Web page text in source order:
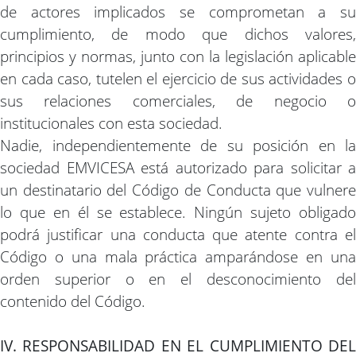
de actores implicados se comprometan a su
cumplimiento, de modo que dichos valores,
principios y normas, junto con la legislación aplicable
en cada caso, tutelen el ejercicio de sus actividades o
sus relaciones comerciales, de negocio o
institucionales con esta sociedad.
Nadie, independientemente de su posición en la
sociedad EMVICESA está autorizado para solicitar a
un destinatario del Código de Conducta que vulnere
lo que en él se establece. Ningún sujeto obligado
podrá justificar una conducta que atente contra el
Código o una mala práctica amparándose en una
orden superior o en el desconocimiento del
contenido del Código.
IV. RESPONSABILIDAD EN EL CUMPLIMIENTO DEL